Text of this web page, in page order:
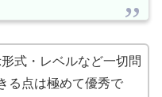
式・レベルなど一切問
る点は極めて優秀で